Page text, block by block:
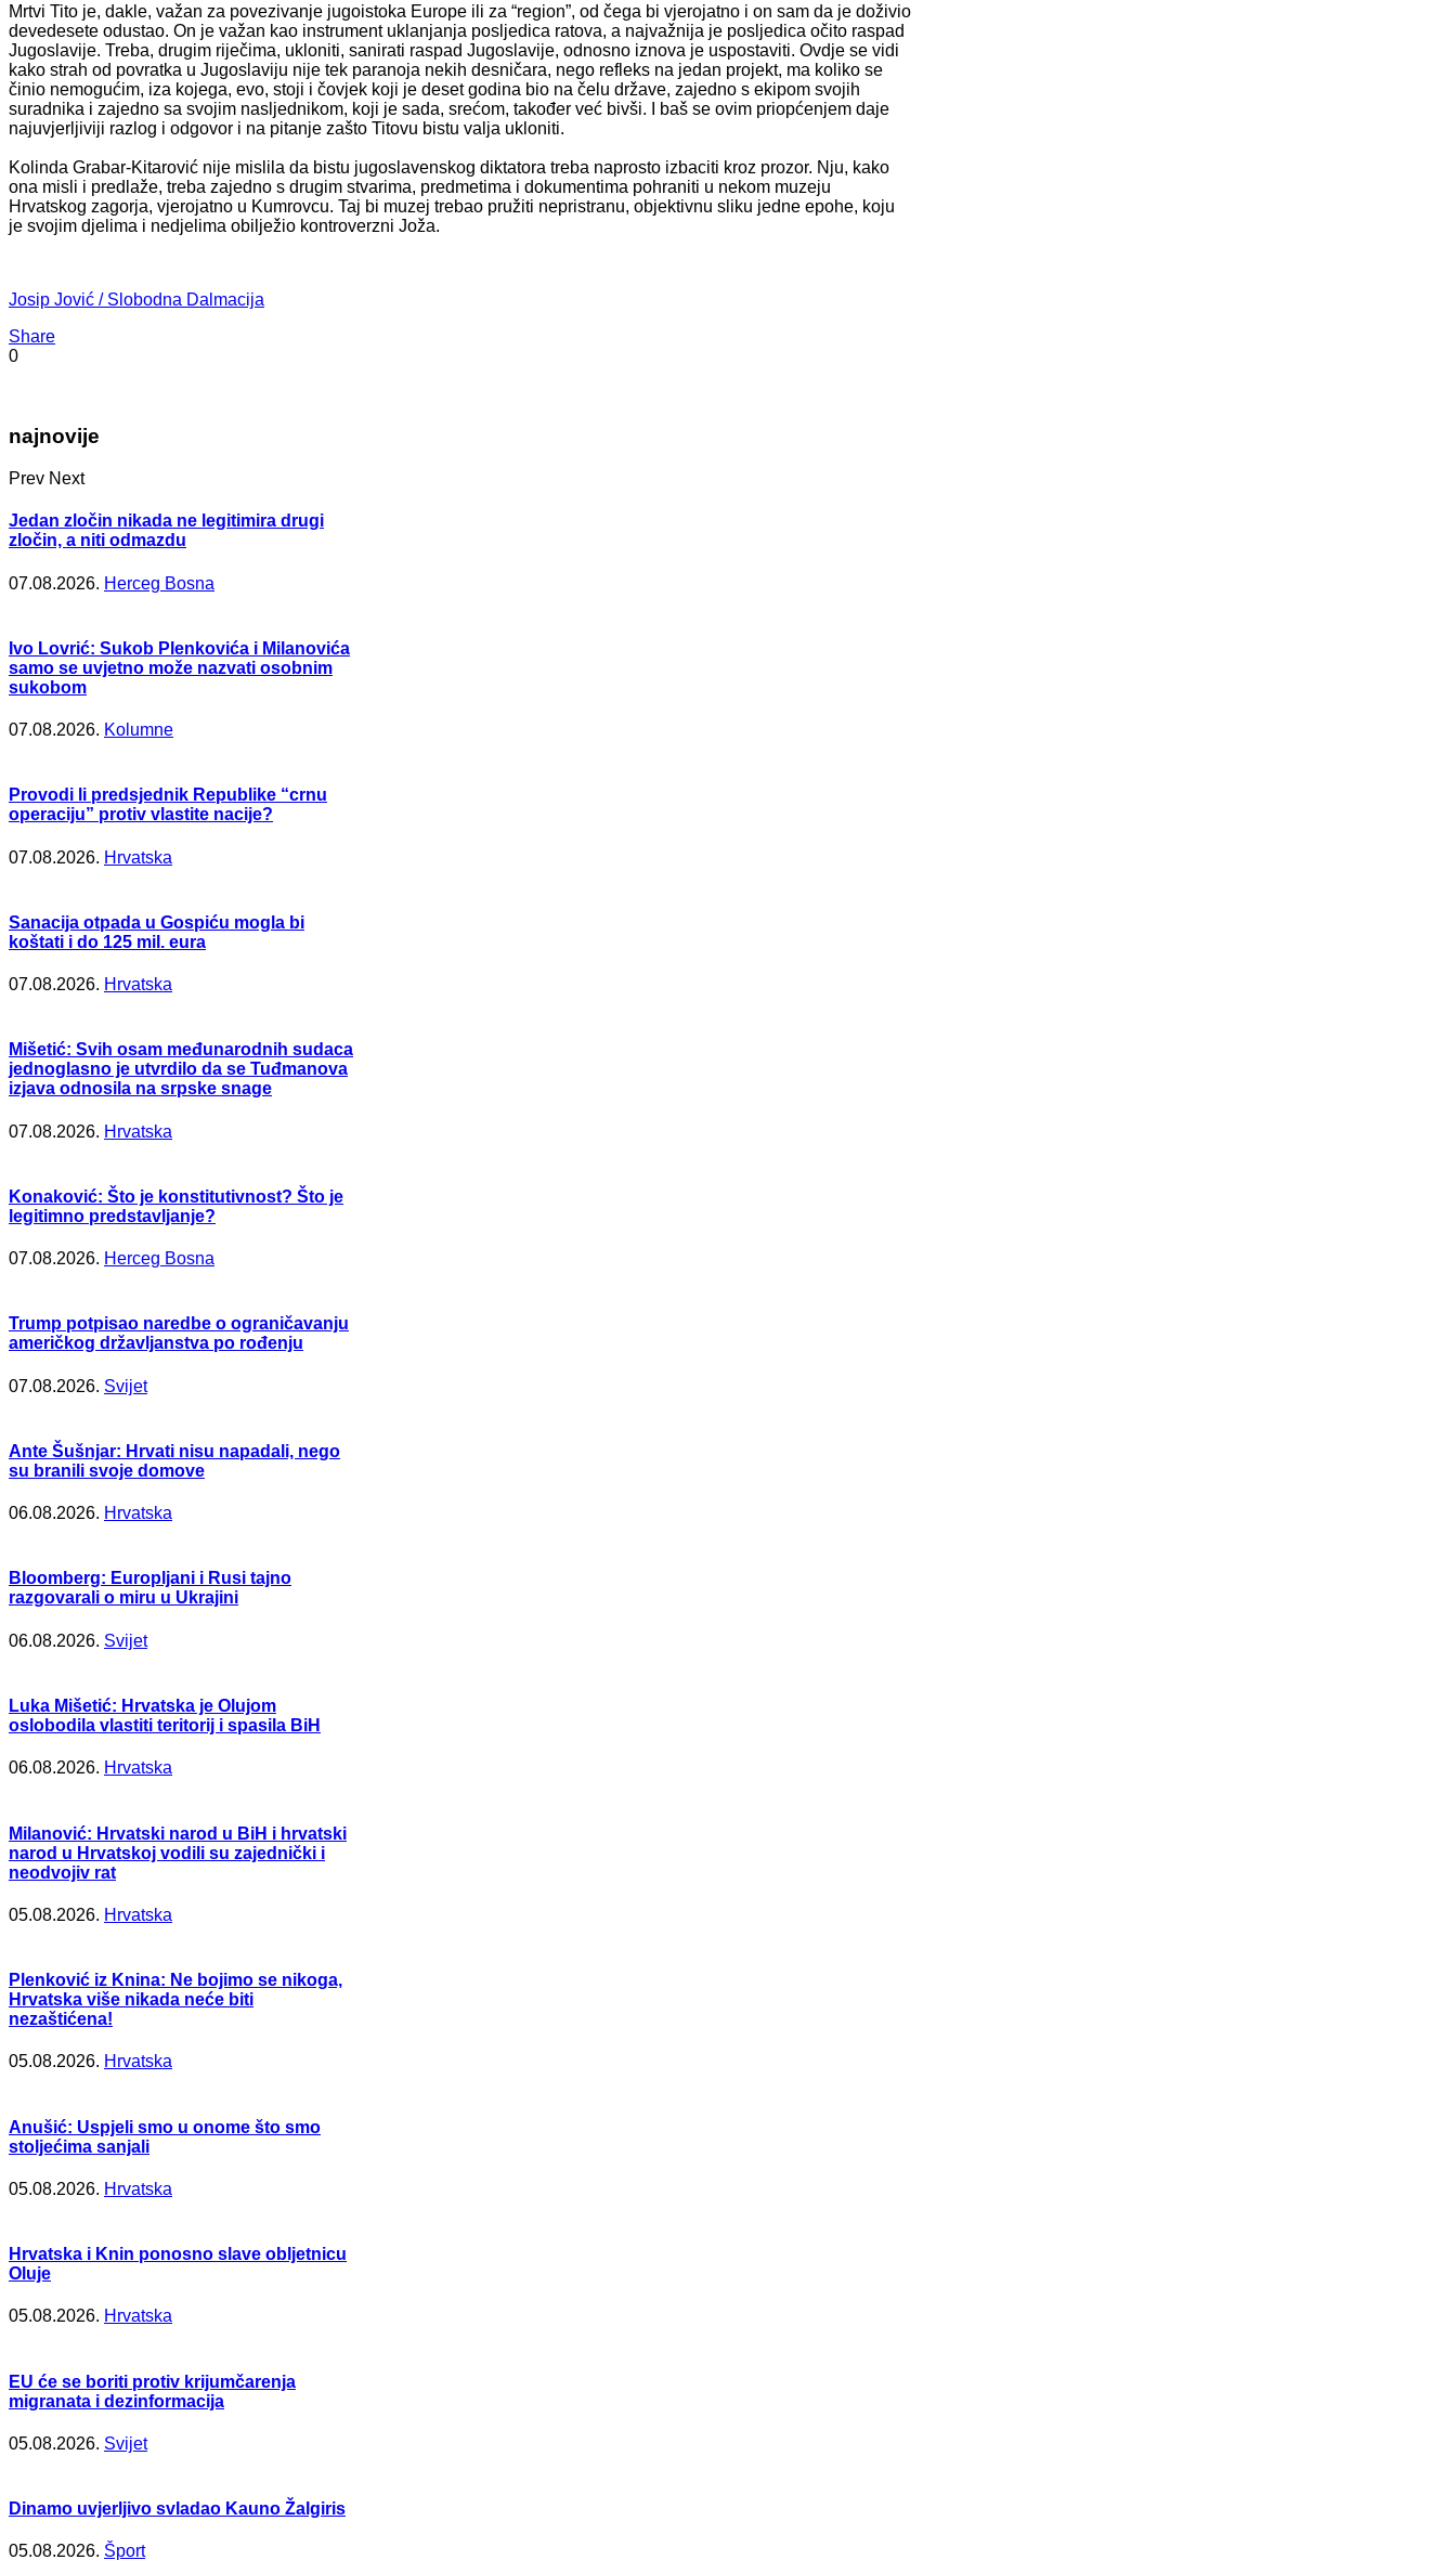
Mrtvi Tito je, dakle, važan za povezivanje jugoistoka Europe ili za “region”, od čega bi vjerojatno i on sam da je doživio
devedesete odustao. On je važan kao instrument uklanjanja posljedica ratova, a najvažnija je posljedica očito raspad
Jugoslavije. Treba, drugim riječima, ukloniti, sanirati raspad Jugoslavije, odnosno iznova je uspostaviti. Ovdje se vidi
kako strah od povratka u Jugoslaviju nije tek paranoja nekih desničara, nego refleks na jedan projekt, ma koliko se
činio nemogućim, iza kojega, evo, stoji i čovjek koji je deset godina bio na čelu države, zajedno s ekipom svojih
suradnika i zajedno sa svojim nasljednikom, koji je sada, srećom, također već bivši. I baš se ovim priopćenjem daje
najuvjerljiviji razlog i odgovor i na pitanje zašto Titovu bistu valja ukloniti.
Kolinda Grabar-Kitarović nije mislila da bistu jugoslavenskog diktatora treba naprosto izbaciti kroz prozor. Nju, kako
ona misli i predlaže, treba zajedno s drugim stvarima, predmetima i dokumentima pohraniti u nekom muzeju
Hrvatskog zagorja, vjerojatno u Kumrovcu. Taj bi muzej trebao pružiti nepristranu, objektivnu sliku jedne epohe, koju
je svojim djelima i nedjelima obilježio kontroverzni Joža.
Josip Jović / Slobodna Dalmacija
Share
0
najnovije
Prev Next
Jedan zločin nikada ne legitimira drugi
zločin, a niti odmazdu
07.08.2026. Herceg Bosna
Ivo Lovrić: Sukob Plenkovića i Milanovića
samo se uvjetno može nazvati osobnim
sukobom
07.08.2026. Kolumne
Provodi li predsjednik Republike “crnu
operaciju” protiv vlastite nacije?
07.08.2026. Hrvatska
Sanacija otpada u Gospiću mogla bi
koštati i do 125 mil. eura
07.08.2026. Hrvatska
Mišetić: Svih osam međunarodnih sudaca
jednoglasno je utvrdilo da se Tuđmanova
izjava odnosila na srpske snage
07.08.2026. Hrvatska
Konaković: Što je konstitutivnost? Što je
legitimno predstavljanje?
07.08.2026. Herceg Bosna
Trump potpisao naredbe o ograničavanju
američkog državljanstva po rođenju
07.08.2026. Svijet
Ante Šušnjar: Hrvati nisu napadali, nego
su branili svoje domove
06.08.2026. Hrvatska
Bloomberg: Europljani i Rusi tajno
razgovarali o miru u Ukrajini
06.08.2026. Svijet
Luka Mišetić: Hrvatska je Olujom
oslobodila vlastiti teritorij i spasila BiH
06.08.2026. Hrvatska
Milanović: Hrvatski narod u BiH i hrvatski
narod u Hrvatskoj vodili su zajednički i
neodvojiv rat
05.08.2026. Hrvatska
Plenković iz Knina: Ne bojimo se nikoga,
Hrvatska više nikada neće biti
nezaštićena!
05.08.2026. Hrvatska
Anušić: Uspjeli smo u onome što smo
stoljećima sanjali
05.08.2026. Hrvatska
Hrvatska i Knin ponosno slave obljetnicu
Oluje
05.08.2026. Hrvatska
EU će se boriti protiv krijumčarenja
migranata i dezinformacija
05.08.2026. Svijet
Dinamo uvjerljivo svladao Kauno Žalgiris
05.08.2026. Šport